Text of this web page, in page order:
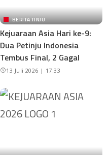
BERITA TINJU
Kejuaraan Asia Hari ke-9:
Dua Petinju Indonesia
Tembus Final, 2 Gagal
13 Juli 2026 | 17:33